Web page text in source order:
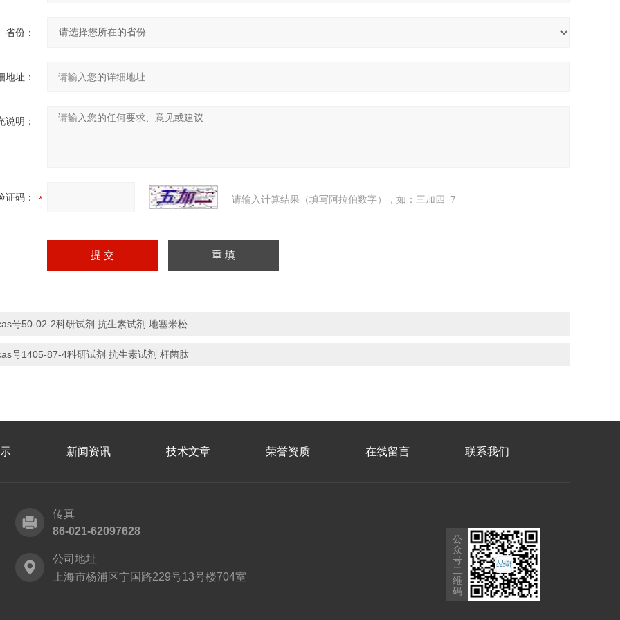
省份：
地址：
说明：
证码： 请输入计算结果（填写阿拉伯数字），如：三加四=7
号50-02-2科研试剂 抗生素试剂 地塞米松
号1405-87-4科研试剂 抗生素试剂 杆菌肽
新闻资讯 技术文章 荣誉资质 在线留言 联系我们
传真
86-021-62097628
公司地址
上海市杨浦区宁国路229号13号楼704室
公
众
号
二
维
码